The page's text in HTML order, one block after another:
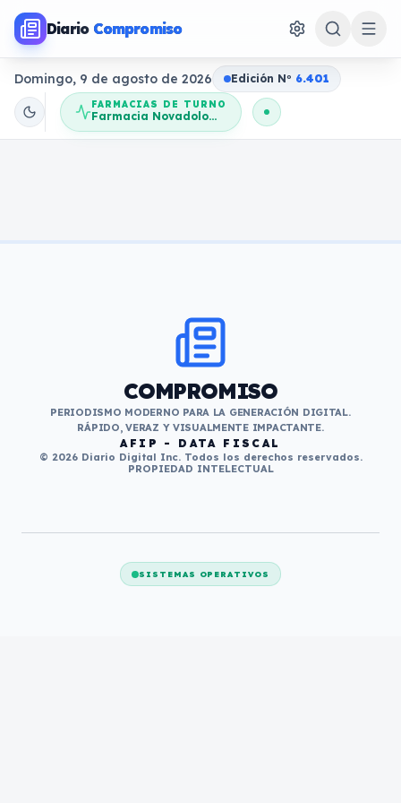
Diario Compromiso
Domingo, 9 de agosto de 2026 Edición No 6.401
FARMACIAS DE TURNO
Farmacia Novadolores
COMPROMISO
PERIODISMO MODERNO PARA LA GENERACIÓN DIGITAL.
RÁPIDO, VERAZ Y VISUALMENTE IMPACTANTE.
AFIP - DATA FISCAL
© 2026 Diario Digital Inc. Todos los derechos reservados.
PROPIEDAD INTELECTUAL
SISTEMAS OPERATIVOS